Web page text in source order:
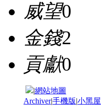
威望0
金錢2
貢獻0
|網站地圖
Archiver|手機版|小黑屋